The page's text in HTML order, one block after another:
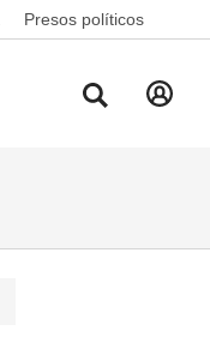
Presos políticos